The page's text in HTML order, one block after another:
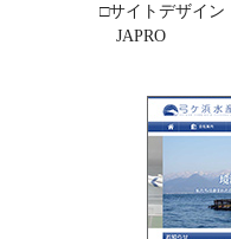
□サイトデザイン
JAPRO